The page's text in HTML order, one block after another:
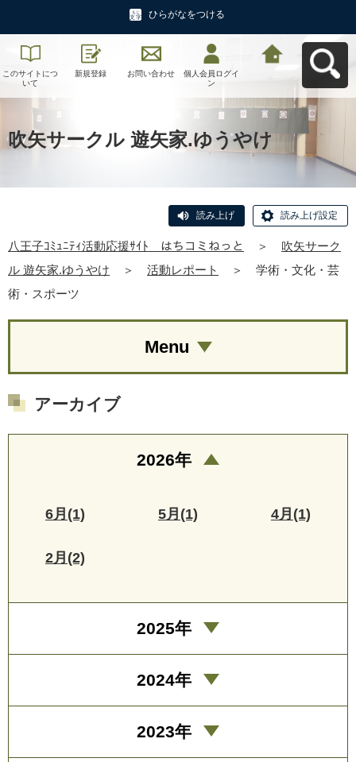
ひらがなをつける
このサイトにつ
いて
新規登録 お問い合わせ
個人会員ログイ
ン
吹矢サークル 遊矢家.ゆうやけ
読み上げ 読み上げ設定
八王子ｺﾐｭﾆﾃｨ活動応援ｻｲﾄ はちコミねっと ＞
吹矢サーク
ル 遊矢家.ゆうやけ
＞ 活動レポート ＞
学術・文化・芸
術・スポーツ
Menu
アーカイブ
2026年
6月(1) 5月(1) 4月(1)
2月(2)
2025年
2024年
2023年